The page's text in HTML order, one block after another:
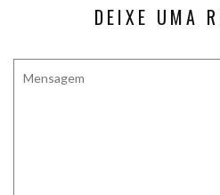
DEIXE UMA